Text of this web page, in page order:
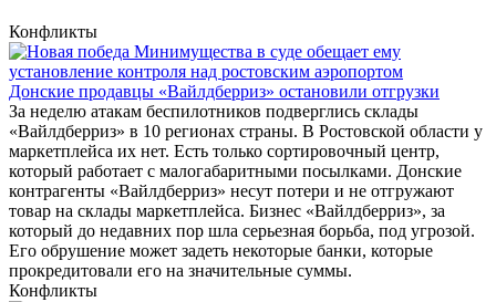
Конфликты
Донские продавцы «Вайлдберриз» остановили отгрузки
За неделю атакам беспилотников подверглись склады
«Вайлдберриз» в 10 регионах страны. В Ростовской области у
маркетплейса их нет. Есть только сортировочный центр,
который работает с малогабаритными посылками. Донские
контрагенты «Вайлдберриз» несут потери и не отгружают
товар на склады маркетплейса. Бизнес «Вайлдберриз», за
который до недавних пор шла серьезная борьба, под угрозой.
Его обрушение может задеть некоторые банки, которые
прокредитовали его на значительные суммы.
Конфликты